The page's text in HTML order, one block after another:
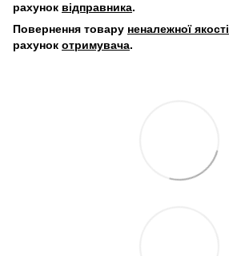
рахунок відправника.
Повернення товару неналежної якості
рахунок отримувача.